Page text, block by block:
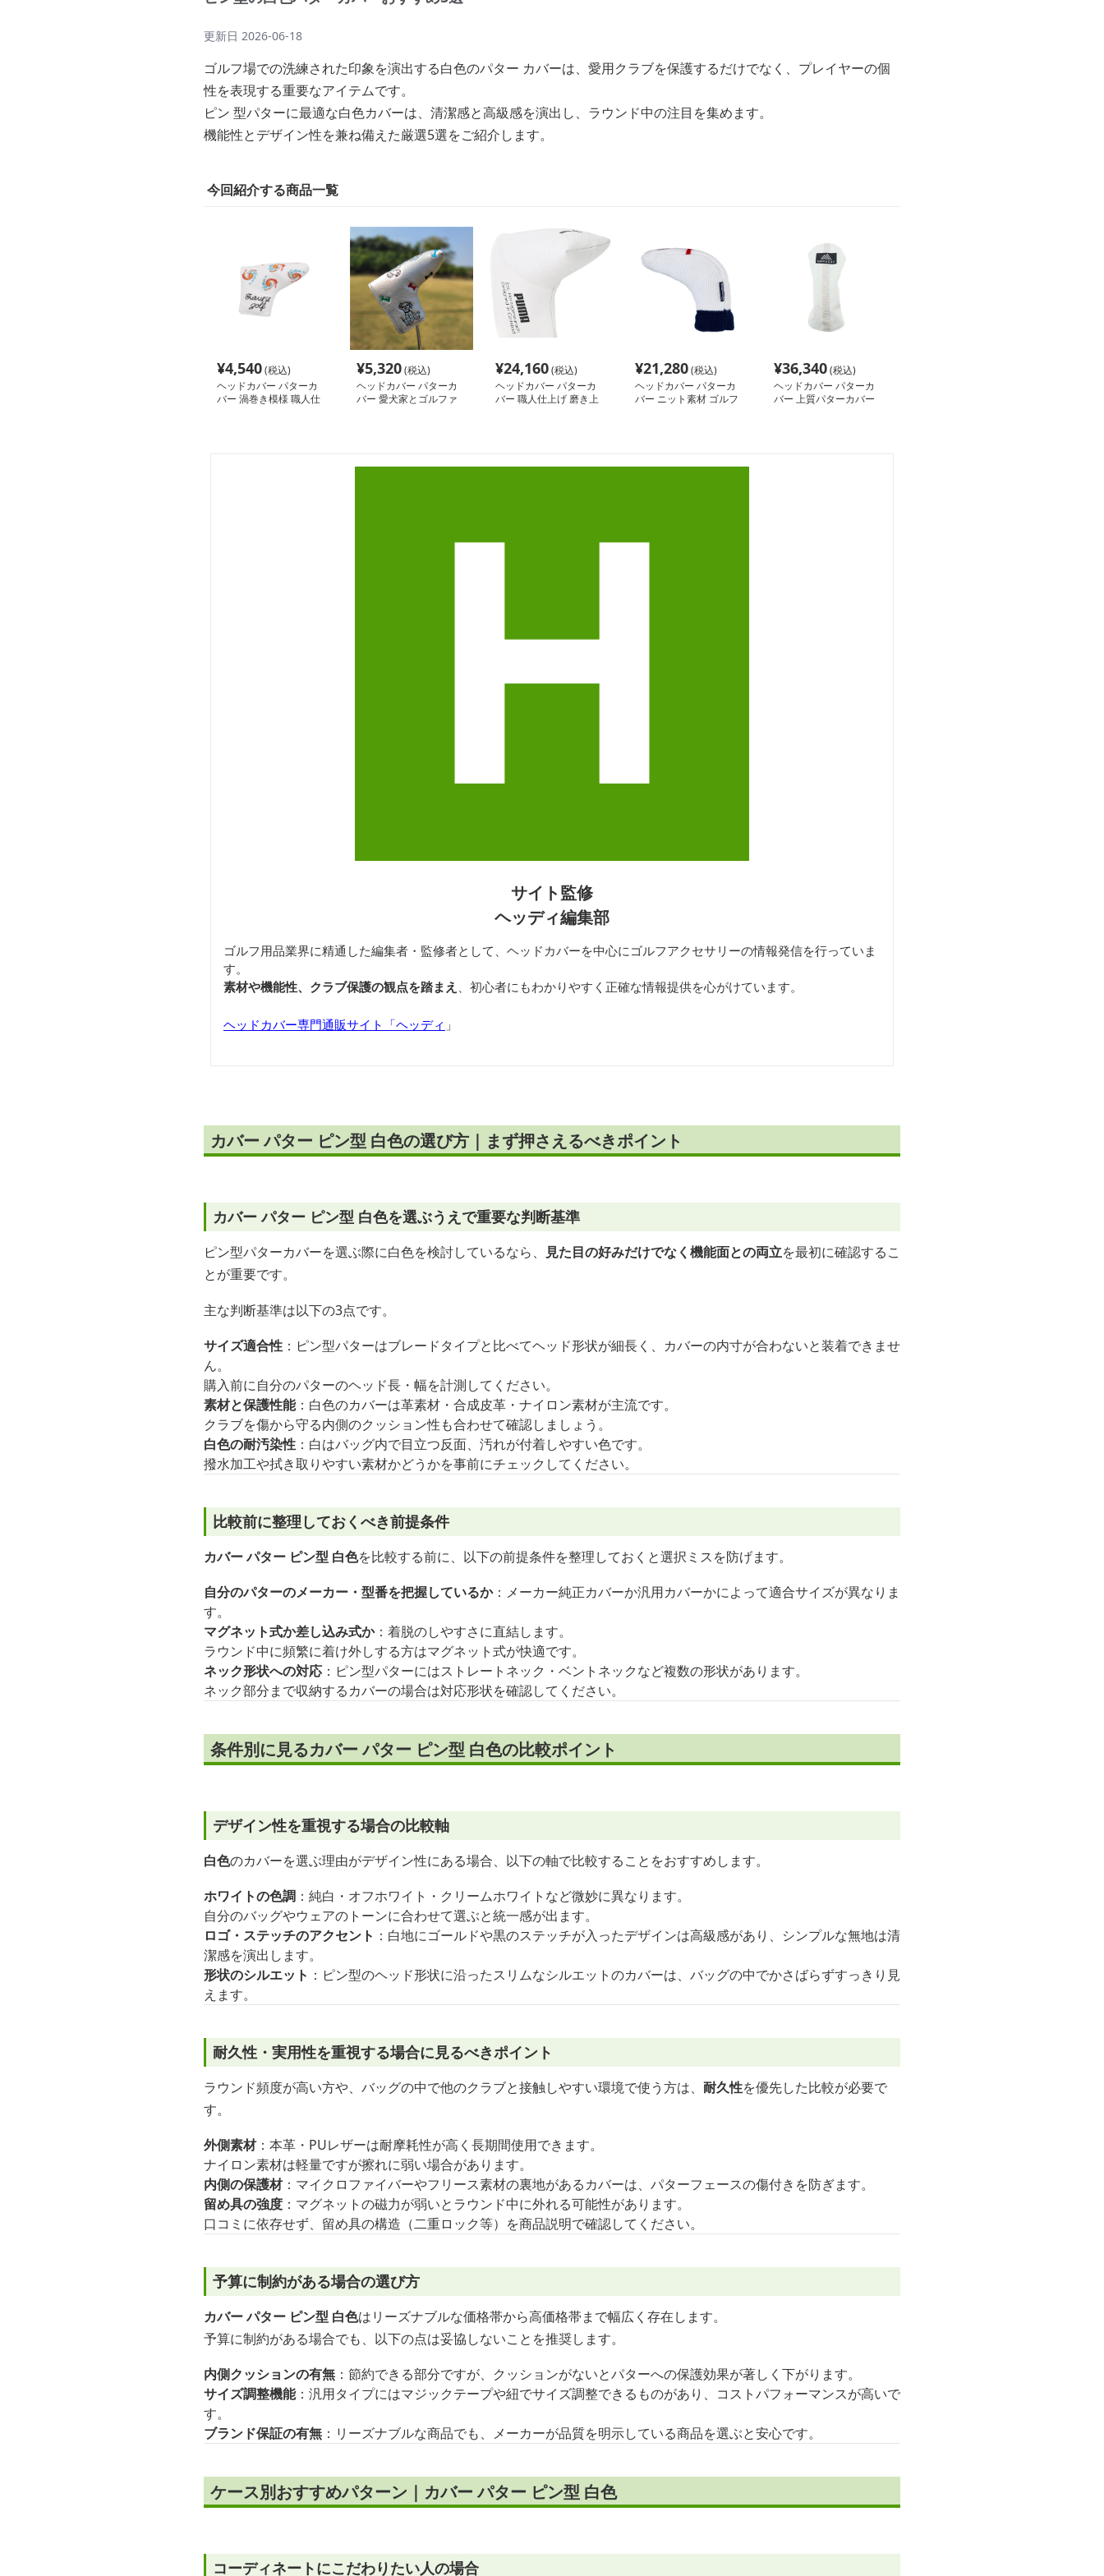
更新日 2026-06-18
ゴルフ場での洗練された印象を演出する白色のパター カバーは、愛用クラブを保護するだけでなく、プレイヤーの個
性を表現する重要なアイテムです。
ピン 型パターに最適な白色カバーは、清潔感と高級感を演出し、ラウンド中の注目を集めます。
機能性とデザイン性を兼ね備えた厳選5選をご紹介します。
今回紹介する商品一覧
¥4,540(税込)
ヘッドカバー パターカ
バー 渦巻き模様 職人仕
¥5,320(税込)
ヘッドカバー パターカ
バー 愛犬家とゴルファ
¥24,160(税込)
ヘッドカバー パターカ
バー 職人仕上げ 磨き上
¥21,280(税込)
ヘッドカバー パターカ
バー ニット素材 ゴルフ
¥36,340(税込)
ヘッドカバー パターカ
バー 上質パターカバー
サイト監修
ヘッディ編集部
ゴルフ用品業界に精通した編集者・監修者として、ヘッドカバーを中心にゴルフアクセサリーの情報発信を行っていま
す。
素材や機能性、クラブ保護の観点を踏まえ 、初心者にもわかりやすく正確な情報提供を心がけています。
ヘッドカバー専門通販サイト「ヘッディ 」
カバー パター ピン型 白色の選び方｜まず押さえるべきポイント
カバー パター ピン型 白色を選ぶうえで重要な判断基準
ピン型パターカバーを選ぶ際に白色を検討しているなら、 見た目の好みだけでなく機能面との両立を最初に確認するこ
とが重要です。
主な判断基準は以下の3点です。
サイズ適合性 ：ピン型パターはブレードタイプと比べてヘッド形状が細長く、カバーの内寸が合わないと装着できませ
ん。
購入前に自分のパターのヘッド長・幅を計測してください。
素材と保護性能：白色のカバーは革素材・合成皮革・ナイロン素材が主流です。
クラブを傷から守る内側のクッション性も合わせて確認しましょう。
白色の耐汚染性 ：白はバッグ内で目立つ反面、汚れが付着しやすい色です。
撥水加工や拭き取りやすい素材かどうかを事前にチェックしてください。
比較前に整理しておくべき前提条件
カバー パター ピン型 白色を比較する前に、以下の前提条件を整理しておくと選択ミスを防げます。
自分のパターのメーカー・型番を把握しているか：メーカー純正カバーか汎用カバーかによって適合サイズが異なりま
す。
マグネット式か差し込み式か：着脱のしやすさに直結します。
ラウンド中に頻繁に着け外しする方はマグネット式が快適です。
ネック形状への対応 ：ピン型パターにはストレートネック・ベントネックなど複数の形状があります。
ネック部分まで収納するカバーの場合は対応形状を確認してください。
条件別に見るカバー パター ピン型 白色の比較ポイント
デザイン性を重視する場合の比較軸
白色のカバーを選ぶ理由がデザイン性にある場合、以下の軸で比較することをおすすめします。
ホワイトの色調 ：純白・オフホワイト・クリームホワイトなど微妙に異なります。
自分のバッグやウェアのトーンに合わせて選ぶと統一感が出ます。
ロゴ・ステッチのアクセント ：白地にゴールドや黒のステッチが入ったデザインは高級感があり、シンプルな無地は清
潔感を演出します。
形状のシルエット ：ピン型のヘッド形状に沿ったスリムなシルエットのカバーは、バッグの中でかさばらずすっきり見
えます。
耐久性・実用性を重視する場合に見るべきポイント
ラウンド頻度が高い方や、バッグの中で他のクラブと接触しやすい環境で使う方は、 耐久性を優先した比較が必要で
す。
外側素材：本革・PUレザーは耐摩耗性が高く長期間使用できます。
ナイロン素材は軽量ですが擦れに弱い場合があります。
内側の保護材：マイクロファイバーやフリース素材の裏地があるカバーは、パターフェースの傷付きを防ぎます。
留め具の強度 ：マグネットの磁力が弱いとラウンド中に外れる可能性があります。
口コミに依存せず、留め具の構造（二重ロック等）を商品説明で確認してください。
予算に制約がある場合の選び方
カバー パター ピン型 白色はリーズナブルな価格帯から高価格帯まで幅広く存在します。
予算に制約がある場合でも、以下の点は妥協しないことを推奨します。
内側クッションの有無 ：節約できる部分ですが、クッションがないとパターへの保護効果が著しく下がります。
サイズ調整機能：汎用タイプにはマジックテープや紐でサイズ調整できるものがあり、コストパフォーマンスが高いで
す。
ブランド保証の有無 ：リーズナブルな商品でも、メーカーが品質を明示している商品を選ぶと安心です。
ケース別おすすめパターン｜カバー パター ピン型 白色
コーディネートにこだわりたい人の場合